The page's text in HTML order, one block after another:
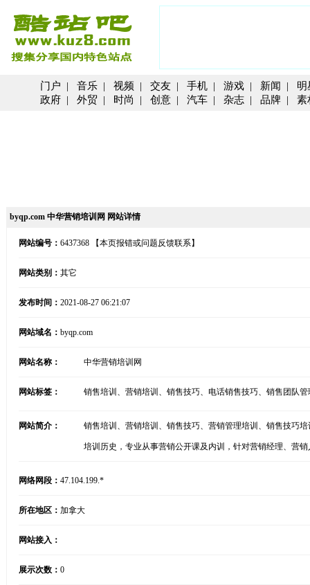
门户 | 音乐 | 视频 | 交友 | 手机 | 游戏 | 新闻 | 明
政府 | 外贸 | 时尚 | 创意 | 汽车 | 杂志 | 品牌 | 素
byqp.com 中华营销培训网 网站详情
网站编号： 6437368 【本页报错或问题反馈联系】
网站类别： 其它
发布时间： 2021-08-27 06:21:07
网站域名： byqp.com
网站名称： 中华营销培训网
网站标签： 销售培训、营销培训、销售技巧、电话销售技巧、销售团队
网站简介： 销售培训、营销培训、销售技巧、营销管理培训、销售技巧
培训历史，专业从事营销公开课及内训，针对营销经理、营
网络网段： 47.104.199.*
所在地区： 加拿大
网站接入：
展示次数： 0